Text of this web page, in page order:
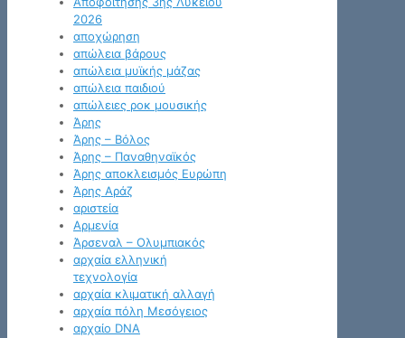
2026
αποχώρηση
απώλεια βάρους
απώλεια μυϊκής μάζας
απώλεια παιδιού
απώλειες ροκ μουσικής
Άρης
Άρης – Βόλος
Άρης – Παναθηναϊκός
Άρης αποκλεισμός Ευρώπη
Άρης Αράζ
αριστεία
Αρμενία
Άρσεναλ – Ολυμπιακός
αρχαία ελληνική
τεχνολογία
αρχαία κλιματική αλλαγή
αρχαία πόλη Μεσόγειος
αρχαίο DNA